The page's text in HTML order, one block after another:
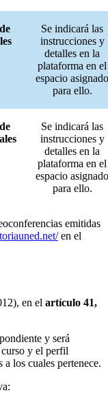
Se indicará las
instrucciones y
detalles en la
plataforma en el
espacio asignado
para ello.
Se indicará las
instrucciones y
detalles en la
plataforma en el
espacio asignado
para ello.
emitidas
en el
en el artículo 41,
y será
y el perfil
los cuales pertenece.